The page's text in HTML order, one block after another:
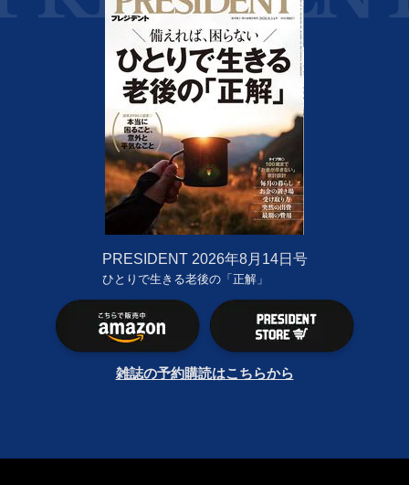
PRESIDENT 2026年8月14日号
ひとりで生きる老後の「正解」
雑誌の予約購読はこちらから